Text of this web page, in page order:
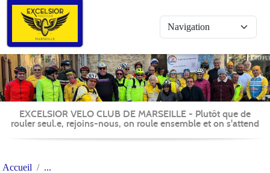
EXCELSIOR VELO CLUB DE MARSEILLE - Plutôt que de
rouler seul.e, rejoins-nous, on roule ensemble et on s'attend
Accueil
Panneau de gestion des cookies